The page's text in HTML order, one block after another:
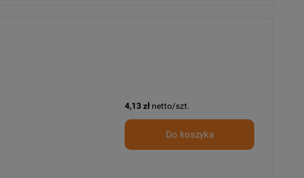
4,13 zł netto/szt.
Do koszyka